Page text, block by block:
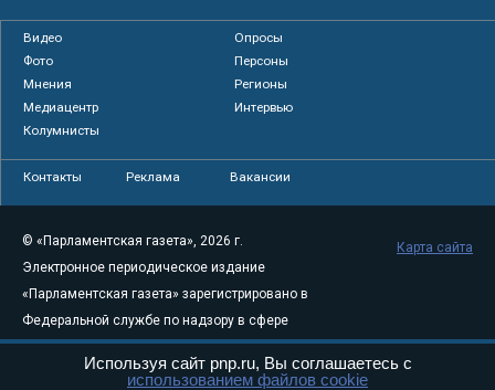
Видео
Опросы
Фото
Персоны
Мнения
Регионы
Медиацентр
Интервью
Колумнисты
Контакты Реклама Вакансии
© «Парламентская газета», 2026 г.
Электронное периодическое издание
«Парламентская газета» зарегистрировано в
Федеральной службе по надзору в сфере
связи, информационных технологий и
массовых коммуникаций (Роскомнадзор) 05
Карта сайта
Используя сайт pnp.ru, Вы соглашаетесь с
использованием файлов cookie